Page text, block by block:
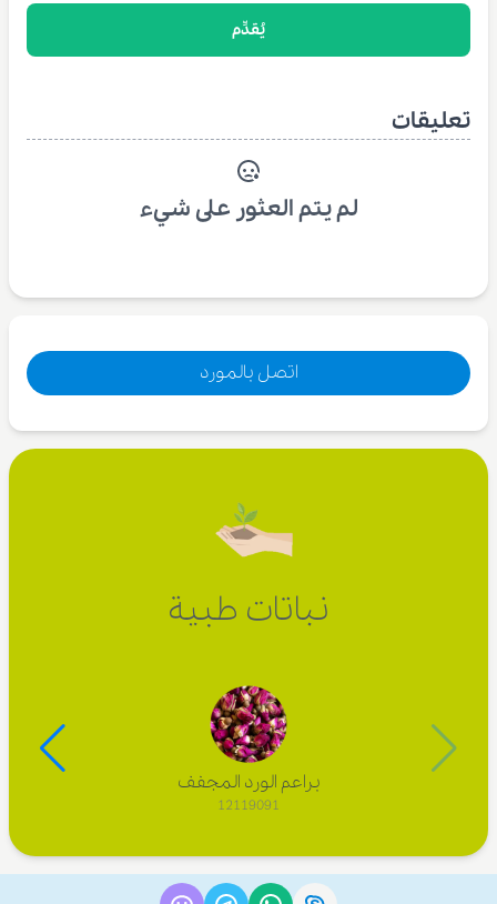
يُقدِّم
تعليقات
لم يتم العثور على شيء
اتصل بالمورد
نباتات طبية
براعم الورد المجفف
12119091